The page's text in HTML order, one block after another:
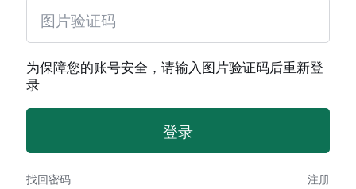
为保障您的账号安全，请输入图片验证码后重新登
录
找回密码 注册